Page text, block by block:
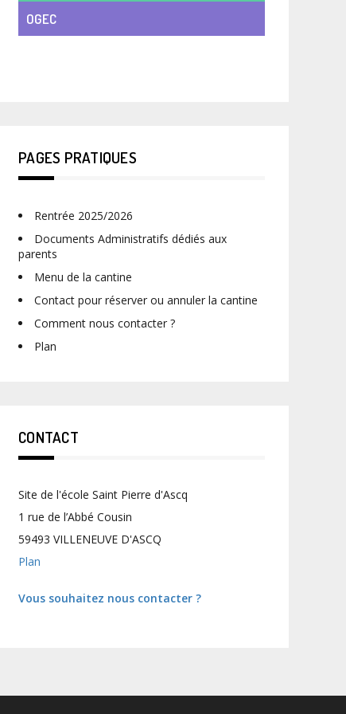
OGEC
PAGES PRATIQUES
Rentrée 2025/2026
Documents Administratifs dédiés aux
parents
Menu de la cantine
Contact pour réserver ou annuler la cantine
Comment nous contacter ?
Plan
CONTACT
Site de l'école Saint Pierre d'Ascq
1 rue de l’Abbé Cousin
59493 VILLENEUVE D'ASCQ
Plan
Vous souhaitez nous contacter ?